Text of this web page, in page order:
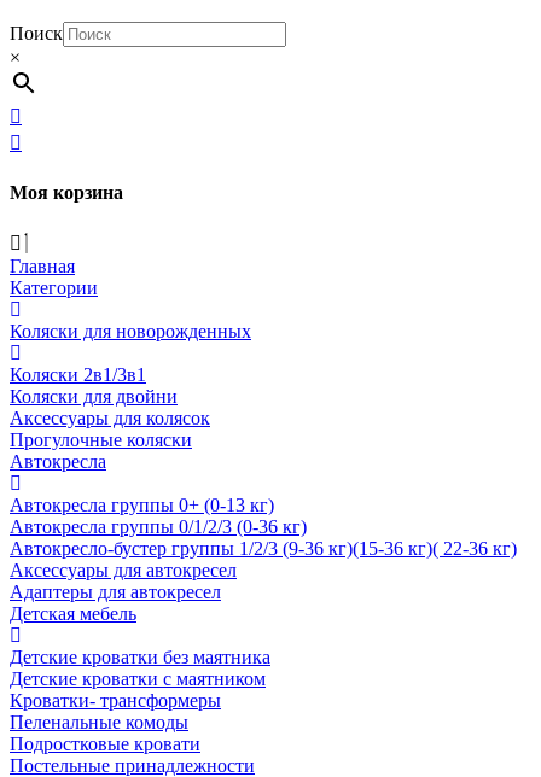
Поиск
×
Моя корзина
Главная
Категории
Коляски для новорожденных
Коляски 2в1/3в1
Коляски для двойни
Аксессуары для колясок
Прогулочные коляски
Автокресла
Автокресла группы 0+ (0-13 кг)
Автокресла группы 0/1/2/3 (0-36 кг)
Автокресло-бустер группы 1/2/3 (9-36 кг)(15-36 кг)( 22-36 кг)
Аксессуары для автокресел
Адаптеры для автокресел
Детская мебель
Детские кроватки без маятника
Детские кроватки с маятником
Кроватки- трансформеры
Пеленальные комоды
Подростковые кровати
Постельные принадлежности